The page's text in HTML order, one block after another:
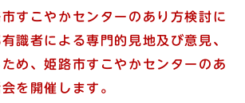
すこやかセンターのあり方検討に
識者による専門的見地及び意見、
め、姫路市すこやかセンターのあ
を開催します。